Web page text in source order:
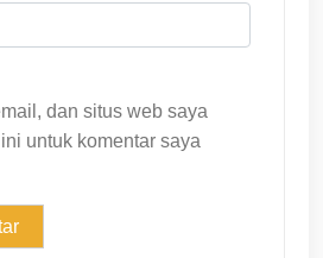
dan situs web saya
untuk komentar saya